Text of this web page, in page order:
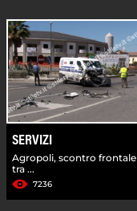
SERVIZI
Agropoli, scontro frontale
tra ...
7236